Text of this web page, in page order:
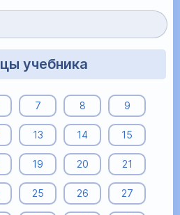
учебника
7 8 9
13 14 15
19 20 21
25 26 27